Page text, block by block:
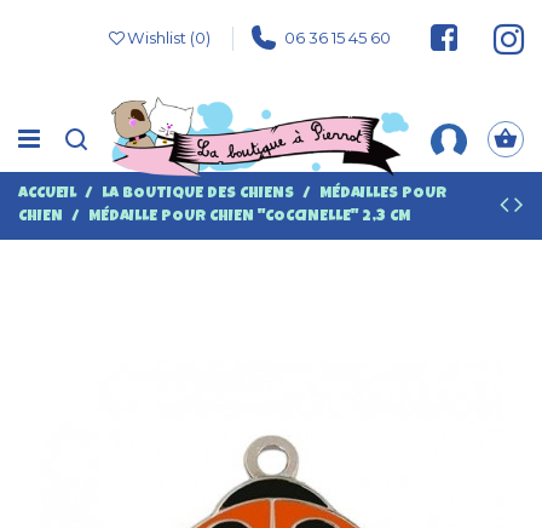
Wishlist (0) 06 36 15 45 60
ACCUEIL LA BOUTIQUE DES CHIENS
MÉDAILLES POUR
CHIEN
MÉDAILLE POUR CHIEN "COCCINELLE" 2,3 CM